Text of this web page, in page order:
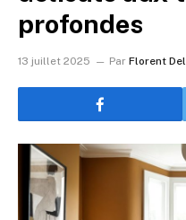
profondes
13 juillet 2025 Par Florent